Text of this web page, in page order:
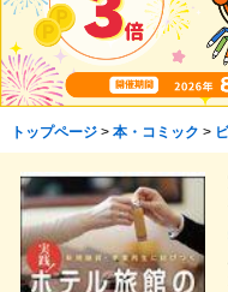
トップページ> 本・コミック >